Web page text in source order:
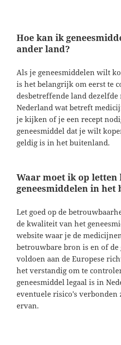
Hoe kan ik
ander land?
Als je geneesmiddelen wilt
is het belangrijk om eerst te
desbetreffende land dezelfde
Nederland wat betreft
je kijken of je een recept
geneesmiddel dat je wilt
geldig is in het buitenland.
Waar moet ik op
geneesmiddelen in het
Let goed op de
de kwaliteit van het
website waar je de
betrouwbare bron is en of de
voldoen aan de Europese
het verstandig om te
geneesmiddel legaal is in
eventuele risico's
ervan.